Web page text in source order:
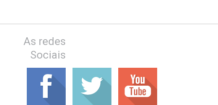
As redes
Sociais